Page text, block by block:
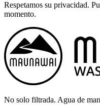
Respetamos su privacidad.
momento.
No solo filtrada. Agua de